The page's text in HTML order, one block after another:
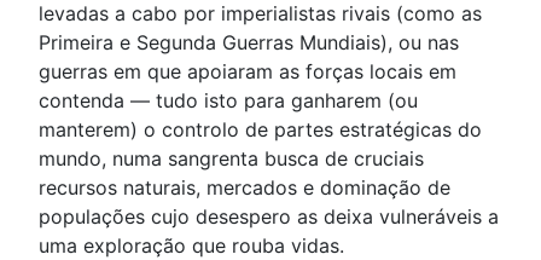
levadas a cabo por imperialistas rivais (como as
Primeira e Segunda Guerras Mundiais), ou nas
guerras em que apoiaram as forças locais em
contenda — tudo isto para ganharem (ou
manterem) o controlo de partes estratégicas do
mundo, numa sangrenta busca de cruciais
recursos naturais, mercados e dominação de
populações cujo desespero as deixa vulneráveis a
uma exploração que rouba vidas.